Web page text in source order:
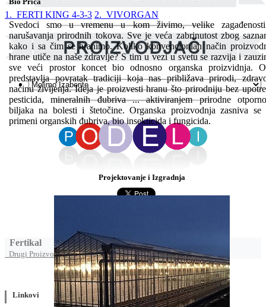
Svedoci smo u vremenu u kom živimo, velike
narušavanja prirodnih tokova. Sve je veća zabrinutost zbog
kako i sa čim se hranimo. Koliko konvencionlan način
hrane utiče na naše zdravlje? S tim u vezi u svetu se razvija i
sve veći prostor koncet bio odnosno organska proizvidnja.
predstavlja povratak tradiciji koja nas približava prirodi,
načinu življenja. Ideja je proizvesti hranu što prirodniju bez
pesticida, mineralnih đubriva ... aktiviranjem prirodne
biljaka na bolesti i štetočine. Organska proizvodnja zasniva se
primeni organskih đubriva, bio insekticida i fungicida.
Projektovanje i Izgradnja
1. FERTI KING 4-3-3 2. VIVORGAN
Fertikal
Drugi Proizvodi od Fertikal
Linkovi